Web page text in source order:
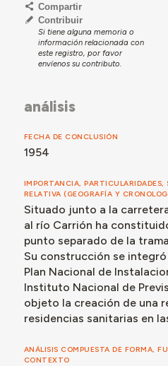
arquitecto Eduardo Garay y
Con la creación del Instituto
(Insalud) en 1975 en
denominarse Hospital Río
Alfonso Carares, que más
arquitectónica, que amplió la
hasta casi cuatrocientas
En 2020 se amplió con la
bloque lineal para albergar las
los últimos años, la creciente
justificado la propuesta de
edificio existente. En 2023
obras por parte de los
Arquitectos y Aidhos
únicamente la construcción
Compartir
Contribuir
Si tiene alguna memoria o
información relacionada con
este registro, por favor
envíenos su contributo.
análisis
FECHA DE CONCLUSIÓN
1954
IMPORTANCIA, PARTICULARIDADES,
RELATIVA (GEOGRAFÍA Y
Situado junto a la
al río Carrión ha
punto separado de la
Su construcción se
Plan Nacional de
Instituto Nacional de
objeto la creación de una
residencias sanitarias en
ANÁLISIS COMPUESTA DE FORMA,
CONTEXTO